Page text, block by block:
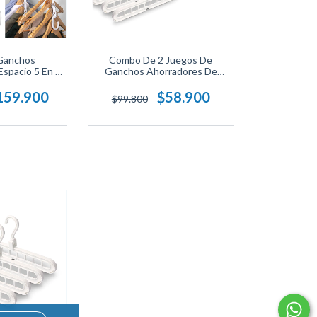
5 En 1
Blanco,
Combo De 2 Juegos De
Ganchos Ahorradores De
Unidades Para Optimizar El
Almacenamiento Y Mantener
$99.800 $58.900